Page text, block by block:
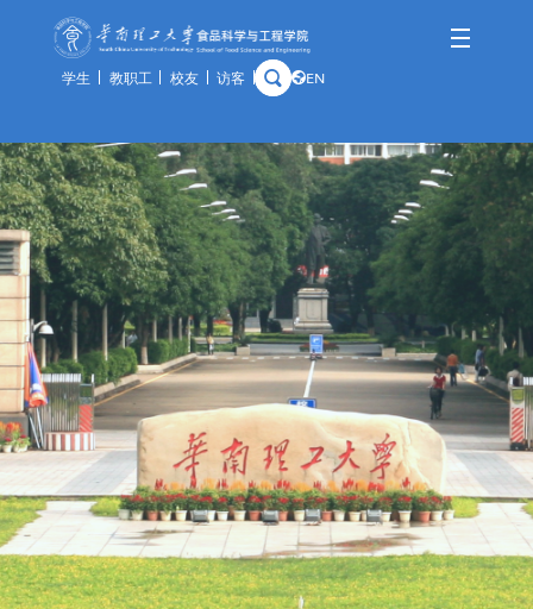
学生 教职工 校友 访客 EN
学院概况
学院简介
历史沿革
学院领导
组织架构
历任领导
历史钩沉
师资队伍
队伍概况
教师风采
荣休教师
人才培养
本科生
研究生
留学生
教学实践基地
科学研究
科研概况
科研基地
科研团队
科研成果
国际交流
交流动态
合作项目
出访公示
资产与实
通知公告
规章制度
办事指南
教学中心
分析中心
安全管理
预约平台
特色资源